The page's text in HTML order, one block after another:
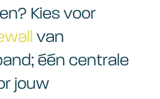
Kies voor
van
één centrale
jouw